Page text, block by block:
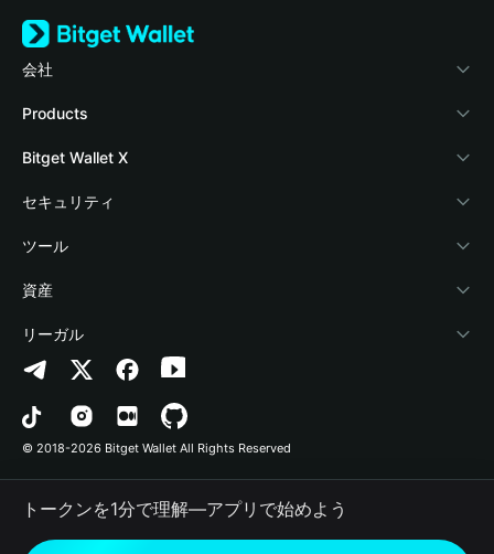
会社
Bitget Walletについて
ブログ
アカデミー
暗号資産ニュース
Help Center
お問い合わせ
ブランドリソース
キャリア
Products
Crypto Card
Stablecoin Earn
Payfi Crypto
Crypto Swap API
Altcoin Season Index
Prediction Markets
DApp
RWA
Bitget Wallet X
デベロッパー
ウォレットを接続
Bitget Wallet Pay
プロジェクトを掲載
セキュリティ
保護基金
セキュリティ技術
ツール
暗号資産を購入
認証検出
コントラクト検出
一括送金
資産
Arbitrum
Avalanche
Bitcoin
Polygon
リーガル
プライバシーポリシー
利用規約
© 2018-2026 Bitget Wallet All Rights Reserved
トークンを1分で理解―アプリで始めよう